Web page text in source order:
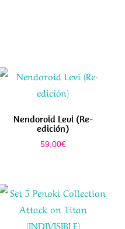
Nendoroid Levi (Re-
edición)
59,00€